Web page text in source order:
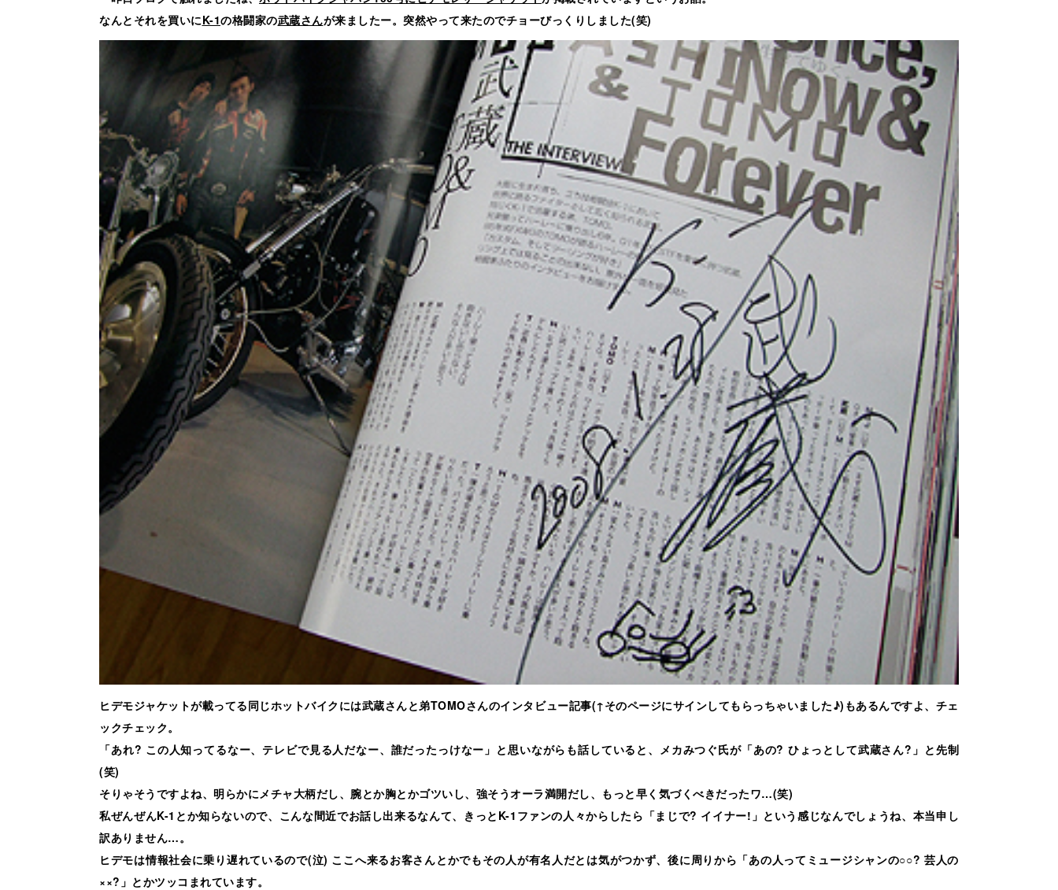
なんとそれを買いにK-1の格闘家の武蔵さんが来ましたー。突然やって来たのでチョーびっくりしました(笑)
ヒデモジャケットが載ってる同じホットバイクには武蔵さんと弟TOMOさんのインタビュー記事(↑そのページにサインしてもらっちゃいました♪)もあるんですよ、チェ
ックチェック。
「あれ? この人知ってるなー、テレビで見る人だなー、誰だったっけなー」と思いながらも話していると、メカみつぐ氏が「あの? ひょっとして武蔵さん?」と先制
(笑)
そりゃそうですよね、明らかにメチャ大柄だし、腕とか胸とかゴツいし、強そうオーラ満開だし、もっと早く気づくべきだったワ…(笑)
私ぜんぜんK-1とか知らないので、こんな間近でお話し出来るなんて、きっとK-1ファンの人々からしたら「まじで? イイナー!」という感じなんでしょうね、本当申し
訳ありません…。
ヒデモは情報社会に乗り遅れているので(泣) ここへ来るお客さんとかでもその人が有名人だとは気がつかず、後に周りから「あの人ってミュージシャンの○○? 芸人の
××?」とかツッコまれています。